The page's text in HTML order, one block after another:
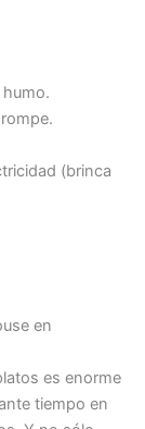
(brinca
en
es enorme
tiempo en